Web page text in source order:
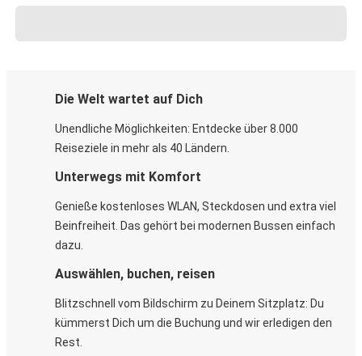
Die Welt wartet auf Dich
Unendliche Möglichkeiten: Entdecke über 8.000
Reiseziele in mehr als 40 Ländern.
Unterwegs mit Komfort
Genieße kostenloses WLAN, Steckdosen und extra viel
Beinfreiheit. Das gehört bei modernen Bussen einfach
dazu.
Auswählen, buchen, reisen
Blitzschnell vom Bildschirm zu Deinem Sitzplatz: Du
kümmerst Dich um die Buchung und wir erledigen den
Rest.